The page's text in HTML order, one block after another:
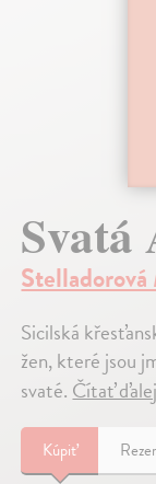
Sicilská
žen, které jsou
svaté.Čítať
Kúpiť